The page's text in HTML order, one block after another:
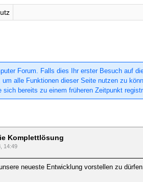
Forum. Falls dies Ihr erster Besuch auf
alle Funktionen dieser Seite nutzen zu
sich bereits zu einem früheren Zeitpunkt
Komplettlösung
14:49
neueste Entwicklung vorstellen zu